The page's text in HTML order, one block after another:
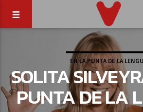
EN LA PUNTA DE LA
SOLITA
PUNTA DE LA